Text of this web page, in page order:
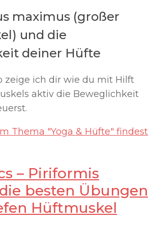
maximus (großer
und die
deiner Hüfte
zeige ich dir wie du mit Hilft
aktiv die Beweglichkeit
Thema "Yoga & Hüfte" findest
– Piriformis
besten Übungen
Hüftmuskel